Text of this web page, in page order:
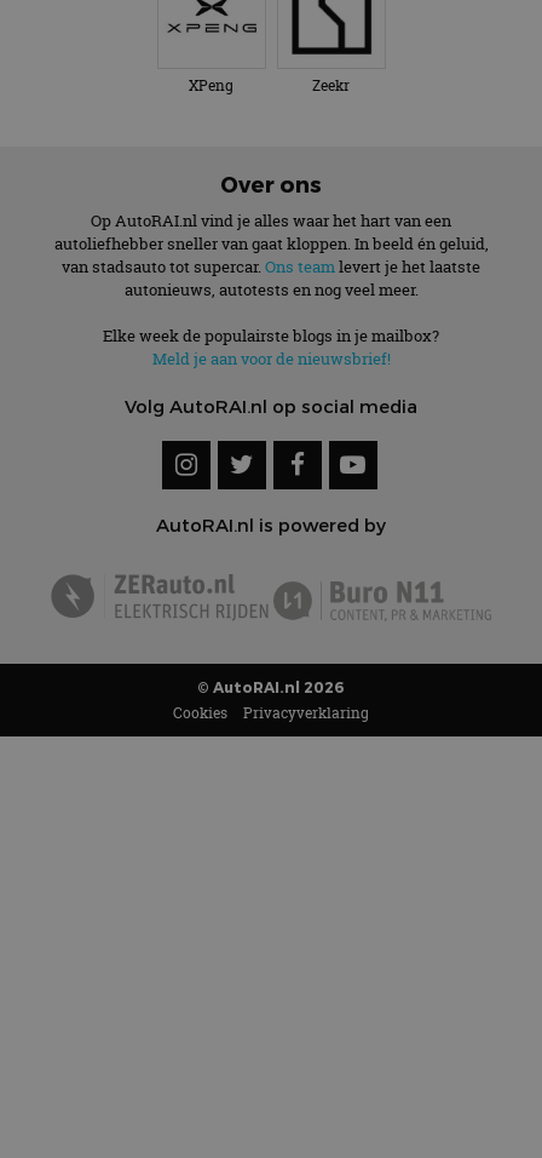
XPeng Zeekr
Over ons
Op AutoRAI.nl vind je alles waar het hart van een
autoliefhebber sneller van gaat kloppen. In beeld én geluid,
van stadsauto tot supercar. Ons teamlevert je het laatste
autonieuws, autotests en nog veel meer.
Elke week de populairste blogs in je mailbox?
Meld je aan voor de nieuwsbrief!
Volg AutoRAI.nl op social media
AutoRAI.nl is powered by
© AutoRAI.nl 2026
Cookies Privacyverklaring